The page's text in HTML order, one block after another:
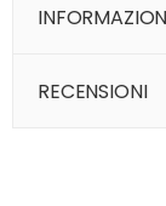
RECENSIONI